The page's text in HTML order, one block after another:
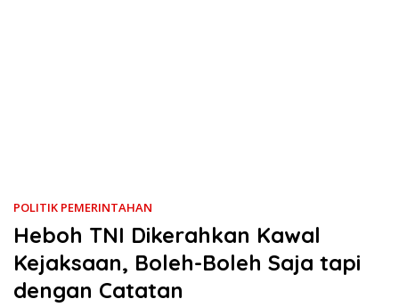
POLITIK PEMERINTAHAN
Heboh TNI Dikerahkan Kawal
Kejaksaan, Boleh-Boleh Saja tapi
dengan Catatan